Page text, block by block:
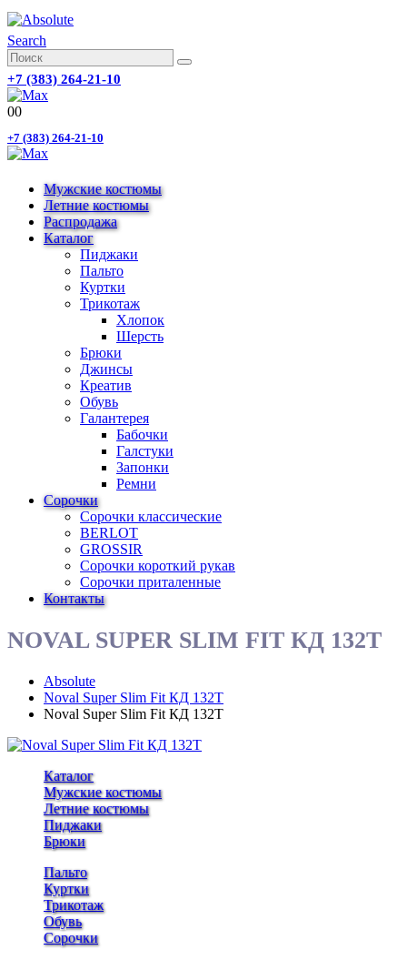
Search
+7 (383) 264-21-10
00
+7 (383) 264-21-10
Мужские костюмы
Летние костюмы
Распродажа
Каталог
Пиджаки
Пальто
Куртки
Трикотаж
Хлопок
Шерсть
Брюки
Джинсы
Креатив
Обувь
Галантерея
Бабочки
Галстуки
Запонки
Ремни
Сорочки
Сорочки классические
BERLOT
GROSSIR
Сорочки короткий рукав
Сорочки приталенные
Контакты
NOVAL SUPER SLIM FIT КД 132Т
Absolute
Noval Super Slim Fit КД 132Т
Noval Super Slim Fit КД 132Т
Каталог
Мужские костюмы
Летние костюмы
Пиджаки
Брюки
Пальто
Куртки
Трикотаж
Обувь
Сорочки